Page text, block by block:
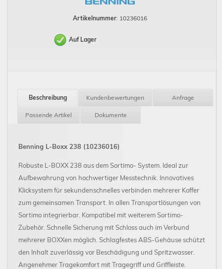
Artikelnummer: 10236016
Auf Lager
Beschreibung Kundenbewertungen Anfrage
Passende Artikel Dokumente
Benning L-Boxx 238 (10236016)
Robuste L-BOXX 238 aus dem Sortimo- System. Ideal zur
Aufbewahrung von hochwertiger Messtechnik. Innovatives
Klicksystem für sekundenschnelles verbinden mehrerer Koffer
zum gemeinsamen Transport. In allen Transportlösungen von
Sortimo integrierbar. Kompatibel mit weiterem Sortimo-
Zubehör. Schnelle Sicherung mit Schloss auch im Verbund
mehrerer BOXXen möglich. Schlagfestes ABS-Gehäuse schützt
den Inhalt zuverlässig vor Beschädigung und Spritzwasser.
Angenehmer Tragekomfort mit Tragegriff und Griffleiste.